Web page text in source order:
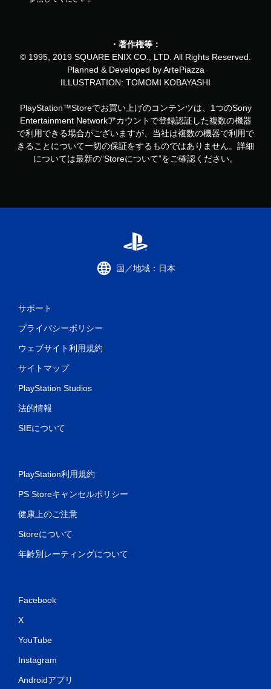
・著作権等：
© 1995, 2019 SQUARE ENIX CO., LTD. All Rights Reserved.
Planned & Developed by ArtePiazza
ILLUSTRATION: TOMOMI KOBAYASHI
PlayStation™Storeでお買い上げのコンテンツは、1つのSony
Entertainment Networkアカウントで登録認証した複数の機器
で利用できる場合がございますが、当社は複数の機器で利用で
きることについて一切の保証をするものではありません。詳細
については最新の“Storeについて”をご確認ください。
国／地域：日本
サポート
プライバシーポリシー
ウェブサイト利用規約
サイトマップ
PlayStation Studios
法的情報
SIEについて
PlayStation利用規約
PS Storeキャンセルポリシー
健康上のご注意
Storeについて
年齢別レーティングについて
Facebook
X
YouTube
Instagram
Androidアプリ